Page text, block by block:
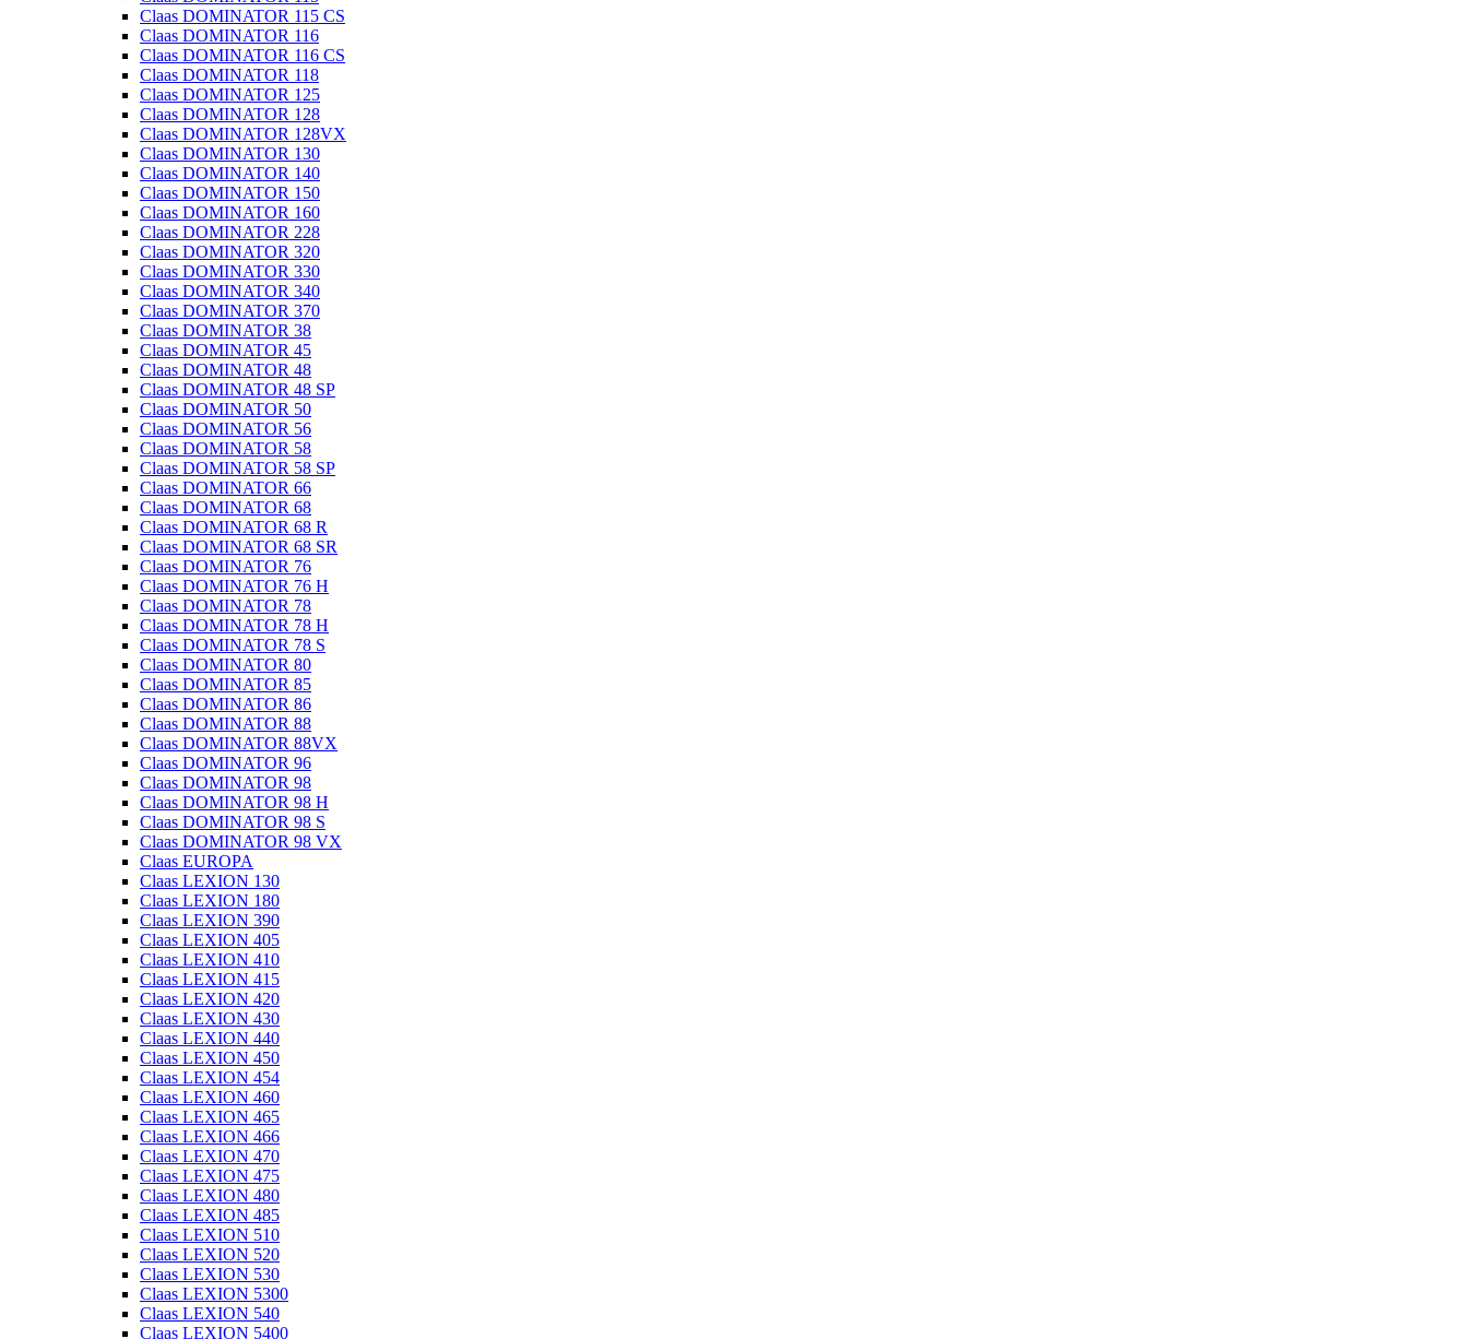
Claas DOMINATOR 115 CS
Claas DOMINATOR 116
Claas DOMINATOR 116 CS
Claas DOMINATOR 118
Claas DOMINATOR 125
Claas DOMINATOR 128
Claas DOMINATOR 128VX
Claas DOMINATOR 130
Claas DOMINATOR 140
Claas DOMINATOR 150
Claas DOMINATOR 160
Claas DOMINATOR 228
Claas DOMINATOR 320
Claas DOMINATOR 330
Claas DOMINATOR 340
Claas DOMINATOR 370
Claas DOMINATOR 38
Claas DOMINATOR 45
Claas DOMINATOR 48
Claas DOMINATOR 48 SP
Claas DOMINATOR 50
Claas DOMINATOR 56
Claas DOMINATOR 58
Claas DOMINATOR 58 SP
Claas DOMINATOR 66
Claas DOMINATOR 68
Claas DOMINATOR 68 R
Claas DOMINATOR 68 SR
Claas DOMINATOR 76
Claas DOMINATOR 76 H
Claas DOMINATOR 78
Claas DOMINATOR 78 H
Claas DOMINATOR 78 S
Claas DOMINATOR 80
Claas DOMINATOR 85
Claas DOMINATOR 86
Claas DOMINATOR 88
Claas DOMINATOR 88VX
Claas DOMINATOR 96
Claas DOMINATOR 98
Claas DOMINATOR 98 H
Claas DOMINATOR 98 S
Claas DOMINATOR 98 VX
Claas EUROPA
Claas LEXION 130
Claas LEXION 180
Claas LEXION 390
Claas LEXION 405
Claas LEXION 410
Claas LEXION 415
Claas LEXION 420
Claas LEXION 430
Claas LEXION 440
Claas LEXION 450
Claas LEXION 454
Claas LEXION 460
Claas LEXION 465
Claas LEXION 466
Claas LEXION 470
Claas LEXION 475
Claas LEXION 480
Claas LEXION 485
Claas LEXION 510
Claas LEXION 520
Claas LEXION 530
Claas LEXION 5300
Claas LEXION 540
Claas LEXION 5400